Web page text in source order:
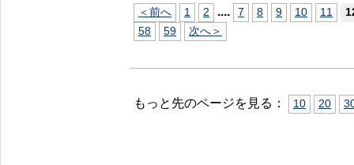
＜前へ 1 2 .... 7 8 9 10 11
58
59 次へ＞
もっと先のページを見る： 10 20